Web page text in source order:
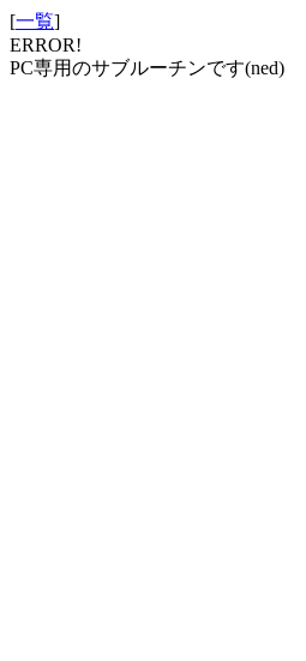
[一覧]
ERROR!
PC専用のサブルーチンです(ned)